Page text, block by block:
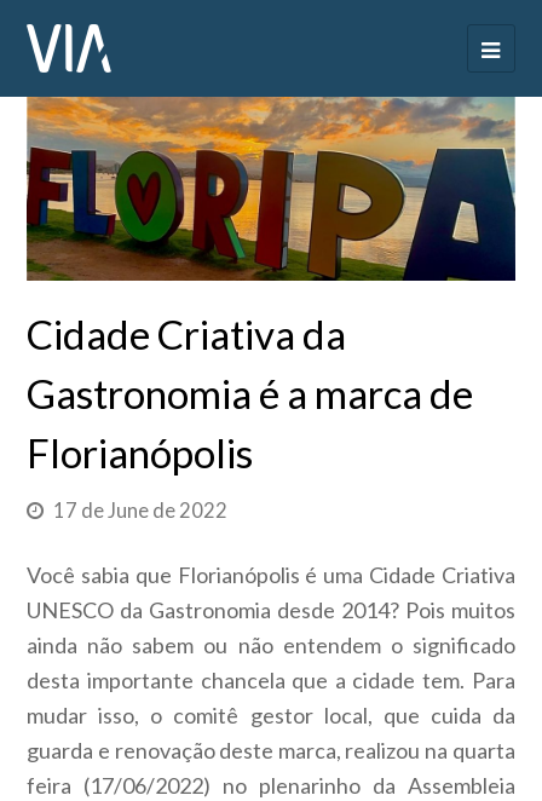
Cidade Criativa da
Gastronomia é a marca de
Florianópolis
17 de June de 2022
Você sabia que Florianópolis é uma Cidade Criativa
UNESCO da Gastronomia desde 2014? Pois muitos
ainda não sabem ou não entendem o significado
desta importante chancela que a cidade tem. Para
mudar isso, o comitê gestor local, que cuida da
guarda e renovação deste marca, realizou na quarta
feira (17/06/2022) no plenarinho da Assembleia